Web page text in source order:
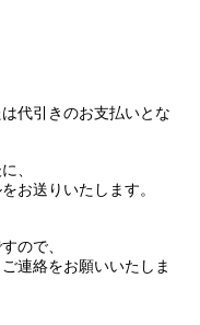
代引きのお支払いとな
、
お送りいたします。
ので、
連絡をお願いいたしま